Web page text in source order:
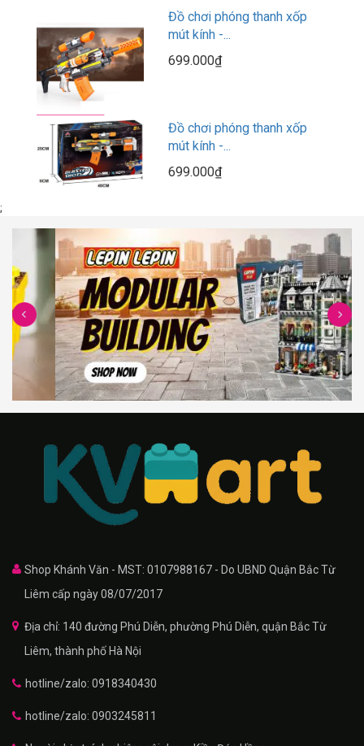
Đồ chơi phóng thanh xốp
mút kính -...
699.000₫
Đồ chơi phóng thanh xốp
mút kính -...
699.000₫
;
Shop Khánh Văn - MST: 0107988167 - Do UBND Quận Bắc Từ
Liêm cấp ngày 08/07/2017
Địa chỉ: 140 đường Phú Diễn, phường Phú Diễn, quận Bắc Từ
Liêm, thành phố Hà Nội
hotline/zalo: 0918340430
hotline/zalo: 0903245811